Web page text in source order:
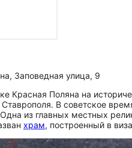
Заповедная улица, 9
Красная Поляна на
В советское
Одна из главных местных
храм, построенный в